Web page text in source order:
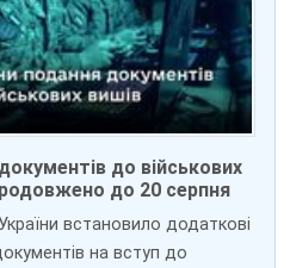
до військових
до 20 серпня
встановило додаткові
на вступ до